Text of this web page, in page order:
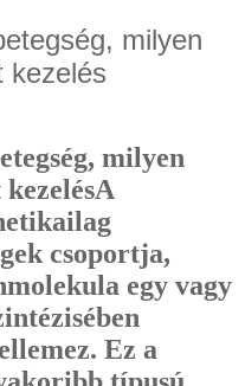
milyen
kezelés
milyen
csoportja,
egy vagy
Ez a